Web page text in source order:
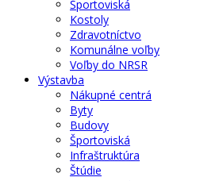
Športoviská
Kostoly
Zdravotníctvo
Komunálne voľby
Voľby do NRSR
Výstavba
Nákupné centrá
Byty
Budovy
Športoviská
Infraštruktúra
Štúdie